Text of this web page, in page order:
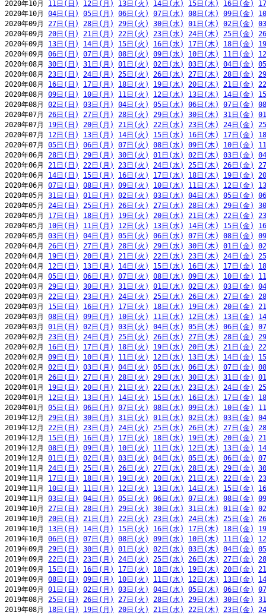
2020年10月 11日(日) 12日(月) 13日(火) 14日(水) 15日(木) 16日(金)
2020年10月 04日(日) 05日(月) 06日(火) 07日(水) 08日(木) 09日(金)
2020年09月 27日(日) 28日(月) 29日(火) 30日(水) 01日(木) 02日(金)
2020年09月 20日(日) 21日(月) 22日(火) 23日(水) 24日(木) 25日(金)
2020年09月 13日(日) 14日(月) 15日(火) 16日(水) 17日(木) 18日(金)
2020年09月 06日(日) 07日(月) 08日(火) 09日(水) 10日(木) 11日(金)
2020年08月 30日(日) 31日(月) 01日(火) 02日(水) 03日(木) 04日(金)
2020年08月 23日(日) 24日(月) 25日(火) 26日(水) 27日(木) 28日(金)
2020年08月 16日(日) 17日(月) 18日(火) 19日(水) 20日(木) 21日(金)
2020年08月 09日(日) 10日(月) 11日(火) 12日(水) 13日(木) 14日(金)
2020年08月 02日(日) 03日(月) 04日(火) 05日(水) 06日(木) 07日(金)
2020年07月 26日(日) 27日(月) 28日(火) 29日(水) 30日(木) 31日(金)
2020年07月 19日(日) 20日(月) 21日(火) 22日(水) 23日(木) 24日(金)
2020年07月 12日(日) 13日(月) 14日(火) 15日(水) 16日(木) 17日(金)
2020年07月 05日(日) 06日(月) 07日(火) 08日(水) 09日(木) 10日(金)
2020年06月 28日(日) 29日(月) 30日(火) 01日(水) 02日(木) 03日(金)
2020年06月 21日(日) 22日(月) 23日(火) 24日(水) 25日(木) 26日(金)
2020年06月 14日(日) 15日(月) 16日(火) 17日(水) 18日(木) 19日(金)
2020年06月 07日(日) 08日(月) 09日(火) 10日(水) 11日(木) 12日(金)
2020年05月 31日(日) 01日(月) 02日(火) 03日(水) 04日(木) 05日(金)
2020年05月 24日(日) 25日(月) 26日(火) 27日(水) 28日(木) 29日(金)
2020年05月 17日(日) 18日(月) 19日(火) 20日(水) 21日(木) 22日(金)
2020年05月 10日(日) 11日(月) 12日(火) 13日(水) 14日(木) 15日(金)
2020年05月 03日(日) 04日(月) 05日(火) 06日(水) 07日(木) 08日(金)
2020年04月 26日(日) 27日(月) 28日(火) 29日(水) 30日(木) 01日(金)
2020年04月 19日(日) 20日(月) 21日(火) 22日(水) 23日(木) 24日(金)
2020年04月 12日(日) 13日(月) 14日(火) 15日(水) 16日(木) 17日(金)
2020年04月 05日(日) 06日(月) 07日(火) 08日(水) 09日(木) 10日(金)
2020年03月 29日(日) 30日(月) 31日(火) 01日(水) 02日(木) 03日(金)
2020年03月 22日(日) 23日(月) 24日(火) 25日(水) 26日(木) 27日(金)
2020年03月 15日(日) 16日(月) 17日(火) 18日(水) 19日(木) 20日(金)
2020年03月 08日(日) 09日(月) 10日(火) 11日(水) 12日(木) 13日(金)
2020年03月 01日(日) 02日(月) 03日(火) 04日(水) 05日(木) 06日(金)
2020年02月 23日(日) 24日(月) 25日(火) 26日(水) 27日(木) 28日(金)
2020年02月 16日(日) 17日(月) 18日(火) 19日(水) 20日(木) 21日(金)
2020年02月 09日(日) 10日(月) 11日(火) 12日(水) 13日(木) 14日(金)
2020年02月 02日(日) 03日(月) 04日(火) 05日(水) 06日(木) 07日(金)
2020年01月 26日(日) 27日(月) 28日(火) 29日(水) 30日(木) 31日(金)
2020年01月 19日(日) 20日(月) 21日(火) 22日(水) 23日(木) 24日(金)
2020年01月 12日(日) 13日(月) 14日(火) 15日(水) 16日(木) 17日(金)
2020年01月 05日(日) 06日(月) 07日(火) 08日(水) 09日(木) 10日(金)
2019年12月 29日(日) 30日(月) 31日(火) 01日(水) 02日(木) 03日(金)
2019年12月 22日(日) 23日(月) 24日(火) 25日(水) 26日(木) 27日(金)
2019年12月 15日(日) 16日(月) 17日(火) 18日(水) 19日(木) 20日(金)
2019年12月 08日(日) 09日(月) 10日(火) 11日(水) 12日(木) 13日(金)
2019年12月 01日(日) 02日(月) 03日(火) 04日(水) 05日(木) 06日(金)
2019年11月 24日(日) 25日(月) 26日(火) 27日(水) 28日(木) 29日(金)
2019年11月 17日(日) 18日(月) 19日(火) 20日(水) 21日(木) 22日(金)
2019年11月 10日(日) 11日(月) 12日(火) 13日(水) 14日(木) 15日(金)
2019年11月 03日(日) 04日(月) 05日(火) 06日(水) 07日(木) 08日(金)
2019年10月 27日(日) 28日(月) 29日(火) 30日(水) 31日(木) 01日(金)
2019年10月 20日(日) 21日(月) 22日(火) 23日(水) 24日(木) 25日(金)
2019年10月 13日(日) 14日(月) 15日(火) 16日(水) 17日(木) 18日(金)
2019年10月 06日(日) 07日(月) 08日(火) 09日(水) 10日(木) 11日(金)
2019年09月 29日(日) 30日(月) 01日(火) 02日(水) 03日(木) 04日(金)
2019年09月 22日(日) 23日(月) 24日(火) 25日(水) 26日(木) 27日(金)
2019年09月 15日(日) 16日(月) 17日(火) 18日(水) 19日(木) 20日(金)
2019年09月 08日(日) 09日(月) 10日(火) 11日(水) 12日(木) 13日(金)
2019年09月 01日(日) 02日(月) 03日(火) 04日(水) 05日(木) 06日(金)
2019年08月 25日(日) 26日(月) 27日(火) 28日(水) 29日(木) 30日(金)
2019年08月 18日(日) 19日(月) 20日(火) 21日(水) 22日(木) 23日(金)